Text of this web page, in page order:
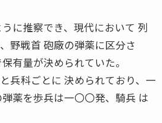
に推察でき、現代において 列
野戦首 砲廠の弾薬に区分さ
有量が決められていた。
兵科ごとに 決められており、一
薬を歩兵は一〇〇発、騎兵 は